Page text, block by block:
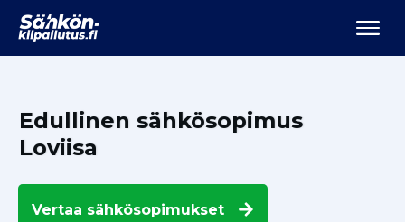
Edullinen sähkösopimus
Loviisa
Vertaa sähkösopimukset